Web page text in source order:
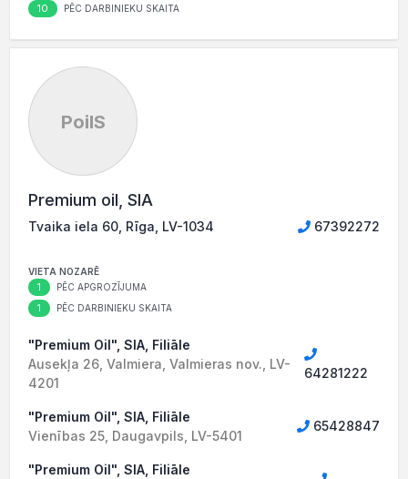
10 PĒC DARBINIEKU SKAITA
PoilS
Premium oil, SIA
Tvaika iela 60, Rīga, LV-1034 67392272
VIETA NOZARĒ
1 PĒC APGROZĪJUMA
1 PĒC DARBINIEKU SKAITA
"Premium Oil", SIA, Filiāle
Ausekļa 26, Valmiera, Valmieras nov., LV-
4201
64281222
"Premium Oil", SIA, Filiāle
Vienības 25, Daugavpils, LV-5401
65428847
"Premium Oil", SIA, Filiāle